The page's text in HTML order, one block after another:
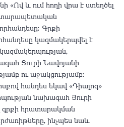
«Ով և ում հողի վրա է ստեղծել
Գրքի
կազմակերպվել է
Յուրի Նավոյանի
ու աջակցությամբ։
հանդես եկավ «Դիալոգ»
նախագահ Յուրի
գրքի հրատարակման
ինչպես նաև